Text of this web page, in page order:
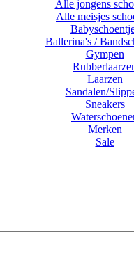
Alle jongens
Alle meisjes
Ballerina's /
Gympen
Laarzen
Sandalen/
Sneakers
Merken
Sale